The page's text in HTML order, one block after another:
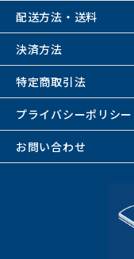
配送方法・送料
決済方法
特定商取引法
プライバシーポリシー
お問い合わせ